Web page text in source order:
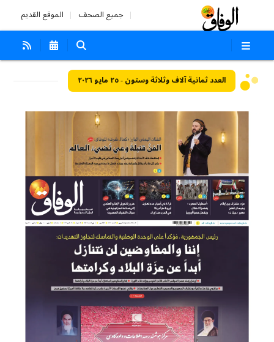
جميع الصحف الموقع القديم
العدد ثمانية آلاف وثلاثة وستون - ٢٥ مايو ٢٠٢٦